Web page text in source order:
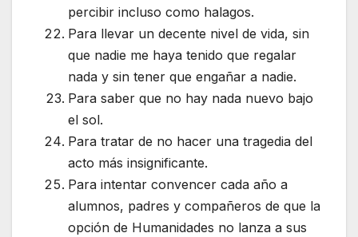
percibir incluso como halagos.
Para llevar un decente nivel de vida, sin
que nadie me haya tenido que regalar
nada y sin tener que engañar a nadie.
Para saber que no hay nada nuevo bajo
el sol.
Para tratar de no hacer una tragedia del
acto más insignificante.
Para intentar convencer cada año a
alumnos, padres y compañeros de que la
opción de Humanidades no lanza a sus